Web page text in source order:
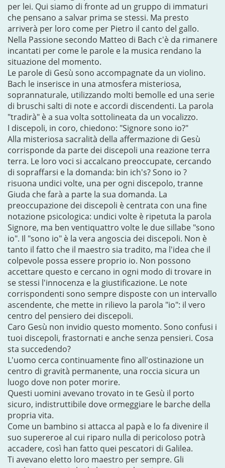
per lei. Qui siamo di fronte ad un gruppo di immaturi
che pensano a salvar prima se stessi. Ma presto
arriverà per loro come per Pietro il canto del gallo.
Nella Passione secondo Matteo di Bach c'è da rimanere
incantati per come le parole e la musica rendano la
situazione del momento.
Le parole di Gesù sono accompagnate da un violino.
Bach le inserisce in una atmosfera misteriosa,
soprannaturale, utilizzando molti bemolle ed una serie
di bruschi salti di note e accordi discendenti. La parola
"tradirà" è a sua volta sottolineata da un vocalizzo.
I discepoli, in coro, chiedono: "Signore sono io?"
Alla misteriosa sacralità della affermazione di Gesù
corrisponde da parte dei discepoli una reazione terra
terra. Le loro voci si accalcano preoccupate, cercando
di sopraffarsi e la domanda: bin ich's? Sono io ?
risuona undici volte, una per ogni discepolo, tranne
Giuda che farà a parte la sua domanda. La
preoccupazione dei discepoli è centrata con una fine
notazione psicologica: undici volte è ripetuta la parola
Signore, ma ben ventiquattro volte le due sillabe "sono
io". Il "sono io" è la vera angoscia dei discepoli. Non è
tanto il fatto che il maestro sia tradito, ma l'idea che il
colpevole possa essere proprio io. Non possono
accettare questo e cercano in ogni modo di trovare in
se stessi l'innocenza e la giustificazione. Le note
corrispondenti sono sempre disposte con un intervallo
ascendente, che mette in rilievo la parola "io": il vero
centro del pensiero dei discepoli.
Caro Gesù non invidio questo momento. Sono confusi i
tuoi discepoli, frastornati e anche senza pensieri. Cosa
sta succedendo?
L'uomo cerca continuamente fino all'ostinazione un
centro di gravità permanente, una roccia sicura un
luogo dove non poter morire.
Questi uomini avevano trovato in te Gesù il porto
sicuro, indistruttibile dove ormeggiare le barche della
propria vita.
Come un bambino si attacca al papà e lo fa divenire il
suo supereroe al cui riparo nulla di pericoloso potrà
accadere, così han fatto quei pescatori di Galilea.
Ti avevano eletto loro maestro per sempre. Gli